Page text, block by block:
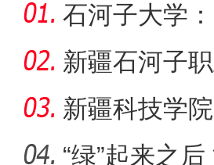
石河子大学
新疆石河子
同体意
新疆科技学
绘“同心
“绿”起来之